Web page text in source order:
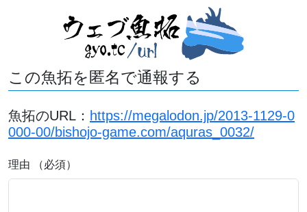
この魚拓を匿名で通報する
魚拓のURL： https://megalodon.jp/2013-1129-0
000-00/bishojo-game.com/aquras_0032/
理由 （必須）